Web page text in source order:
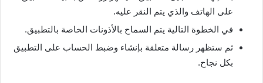
على الهاتف والذي يتم النقر عليه.
في الخطوة التالية يتم السماح بالأذونات الخاصة بالتطبيق.
ثم ستظهر رسالة متعلقة بإنشاء وضبط الحساب على التطبيق
بكل نجاح.